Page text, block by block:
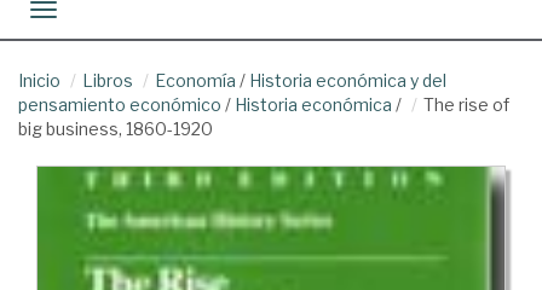
Toggle navigation
Inicio Libros Economía / Historia económica y del
pensamiento económico / Historia económica /
The rise of
big business, 1860-1920